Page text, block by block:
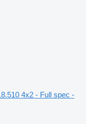
4x2 - Full spec -